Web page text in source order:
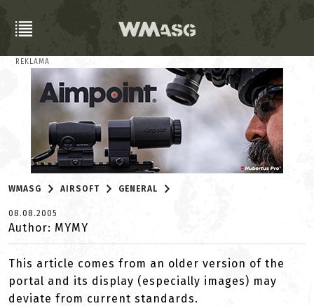
REKLAMA
WMASG AIRSOFT GENERAL
08.08.2005
Author: MYMY
This article comes from an older version of the
portal and its display (especially images) may
deviate from current standards.